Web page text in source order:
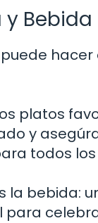
Bebida
platos
y
todos
la bebida:
para